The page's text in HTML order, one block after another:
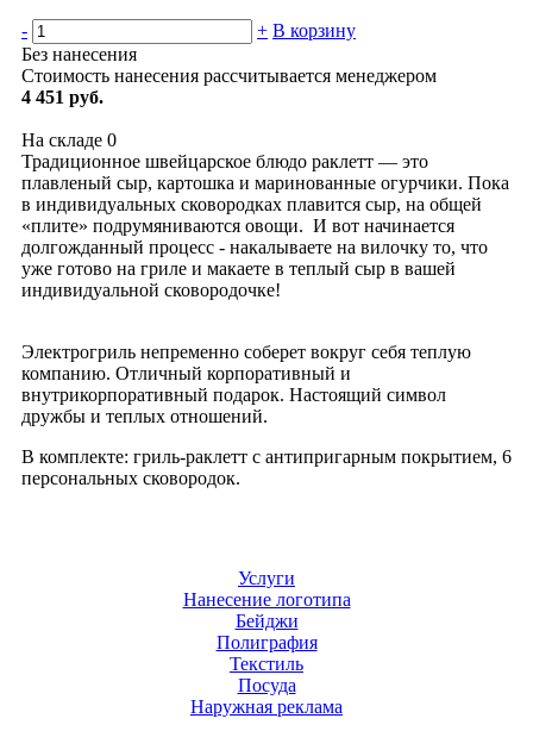
- + В корзину
Без нанесения
Стоимость нанесения рассчитывается менеджером
4 451 руб.
На складе 0
Традиционное швейцарское блюдо раклетт — это
плавленый сыр, картошка и маринованные огурчики. Пока
в индивидуальных сковородках плавится сыр, на общей
«плите» подрумяниваются овощи. И вот начинается
долгожданный процесс - накалываете на вилочку то, что
уже готово на гриле и макаете в теплый сыр в вашей
индивидуальной сковородочке!
Электрогриль непременно соберет вокруг себя теплую
компанию. Отличный корпоративный и
внутрикорпоративный подарок. Настоящий символ
дружбы и теплых отношений.
В комплекте: гриль-раклетт с антипригарным покрытием, 6
персональных сковородок.
Услуги
Нанесение логотипа
Бейджи
Полиграфия
Текстиль
Посуда
Наружная реклама